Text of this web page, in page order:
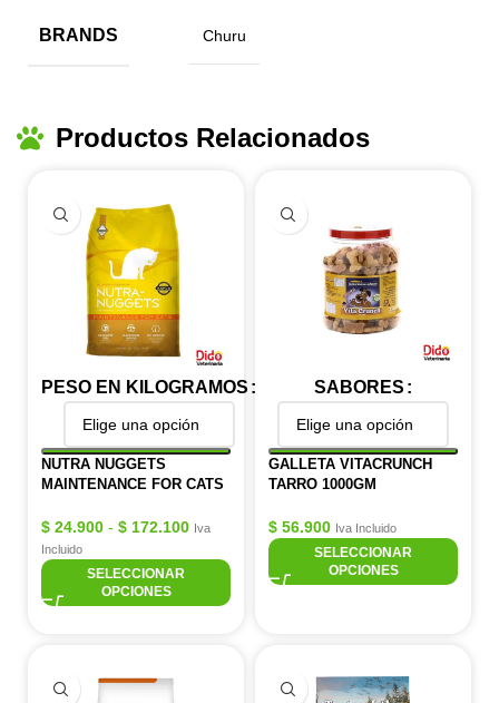
BRANDS Churu
Productos Relacionados
PESO EN KILOGRAMOS
NUTRA NUGGETS
MAINTENANCE FOR CATS
$ 24.900 - $ 172.100 Iva
Incluido
SELECCIONAR
OPCIONES
SABORES
GALLETA VITACRUNCH
TARRO 1000GM
$ 56.900 Iva Incluido
SELECCIONAR
OPCIONES